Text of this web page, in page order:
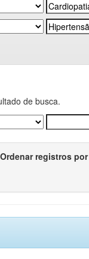
de busca.
Ordenar registros por